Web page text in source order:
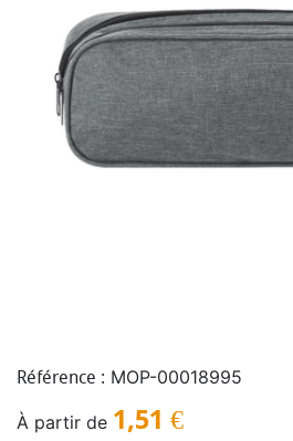
Référence : MOP-00018995
À partir de 1,51 €